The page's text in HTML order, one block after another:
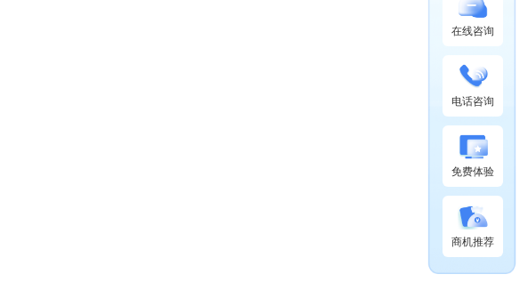
在线咨询
电话咨询
免费体验
商机推荐